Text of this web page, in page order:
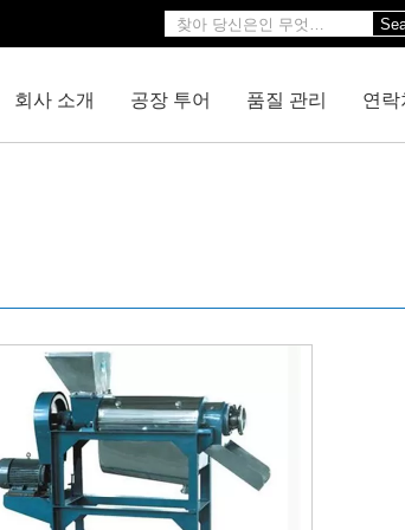
회사 소개 공장 투어 품질 관리 연락